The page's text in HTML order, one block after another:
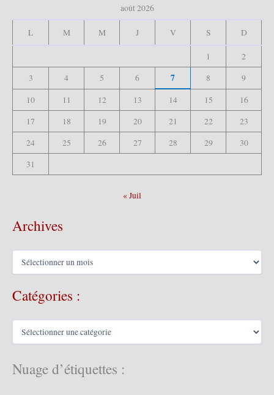
août 2026
L M M J V S D
1
2
3
4 5 6 7 8
9
10
11 12 13 14 15
16
17
18 19 20 21 22
23
24
25 26 27 28 29
30
31
« Juil
Archives
A
h
s
Catégories :
C
é
g
Nuage d’étiquettes :